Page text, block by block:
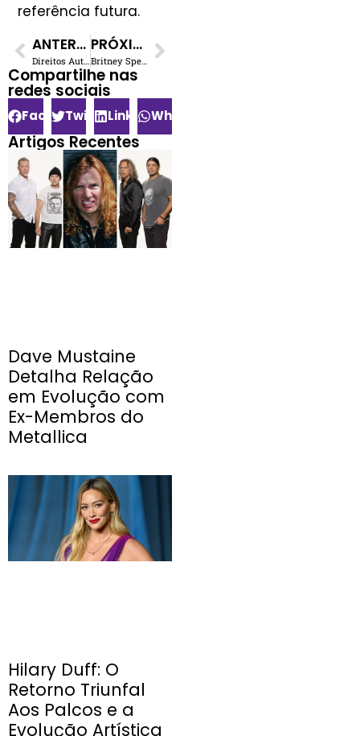
referência futura.
ANTERIOR
Direitos Autorais de Música no YouTube: Guia Essencial para Criadores
PRÓXIMO
Britney Spears e o Livro de Federline: Uma Guerra Familiar Exposta
Compartilhe nas
redes sociais​
FacebookTwitterLinkedInWhatsApp
Artigos Recentes
Dave Mustaine
Detalha Relação
em Evolução com
Ex-Membros do
Metallica
Hilary Duff: O
Retorno Triunfal
Aos Palcos e a
Evolução Artística